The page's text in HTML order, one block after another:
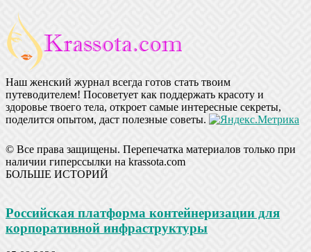
Наш женский журнал всегда готов стать твоим
путеводителем! Посоветует как поддержать красоту и
здоровье твоего тела, откроет самые интересные секреты,
поделится опытом, даст полезные советы.
© Все права защищены. Перепечатка материалов только при
наличии гиперссылки на krassota.com
БОЛЬШЕ ИСТОРИЙ
Российская платформа контейнеризации для
корпоративной инфраструктуры